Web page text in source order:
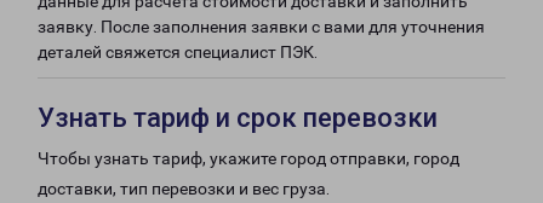
заявку. После заполнения заявки с вами для уточнения
деталей свяжется специалист ПЭК.
Узнать тариф и срок перевозки
Чтобы узнать тариф, укажите город отправки, город
доставки, тип перевозки и вес груза.